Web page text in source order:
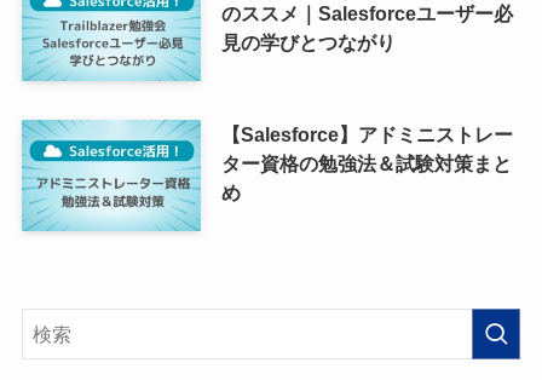
のススメ｜Salesforceユーザー必
見の学びとつながり
【Salesforce】アドミニストレー
ター資格の勉強法＆試験対策まと
め